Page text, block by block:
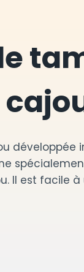
Il est facile à